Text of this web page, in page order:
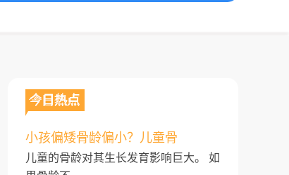
今日热点
小孩偏矮骨龄偏小？儿童骨
儿童的骨龄对其生长发育影响巨大。 如